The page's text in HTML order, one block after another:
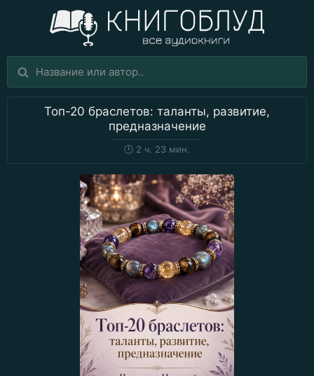
Топ-20 браслетов: таланты, развитие,
предназначение
🕒 2 ч. 23 мин.